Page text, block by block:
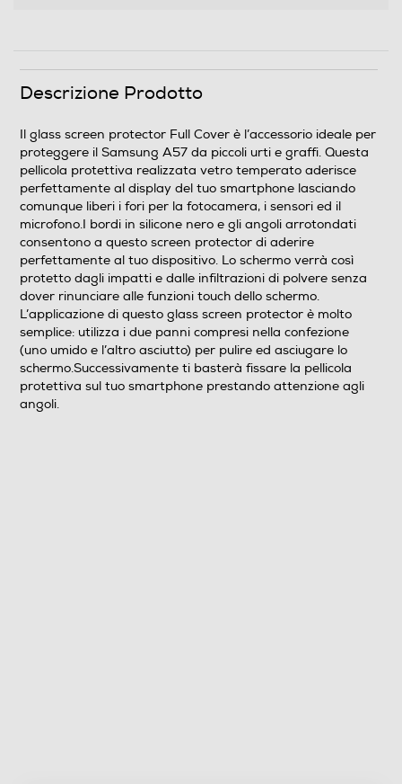
Descrizione Prodotto
Il glass screen protector Full Cover è l’accessorio ideale per
proteggere il Samsung A57 da piccoli urti e graffi. Questa
pellicola protettiva realizzata vetro temperato aderisce
perfettamente al display del tuo smartphone lasciando
comunque liberi i fori per la fotocamera, i sensori ed il
microfono.I bordi in silicone nero e gli angoli arrotondati
consentono a questo screen protector di aderire
perfettamente al tuo dispositivo. Lo schermo verrà così
protetto dagli impatti e dalle infiltrazioni di polvere senza
dover rinunciare alle funzioni touch dello schermo.
L’applicazione di questo glass screen protector è molto
semplice: utilizza i due panni compresi nella confezione
(uno umido e l’altro asciutto) per pulire ed asciugare lo
schermo.Successivamente ti basterà fissare la pellicola
protettiva sul tuo smartphone prestando attenzione agli
angoli.